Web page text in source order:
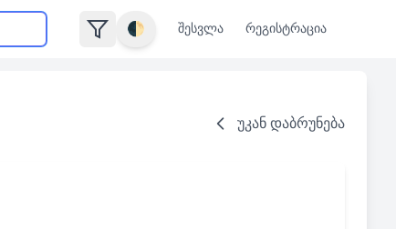
🌓 შესვლა რეგისტრაცია
უკან დაბრუნება